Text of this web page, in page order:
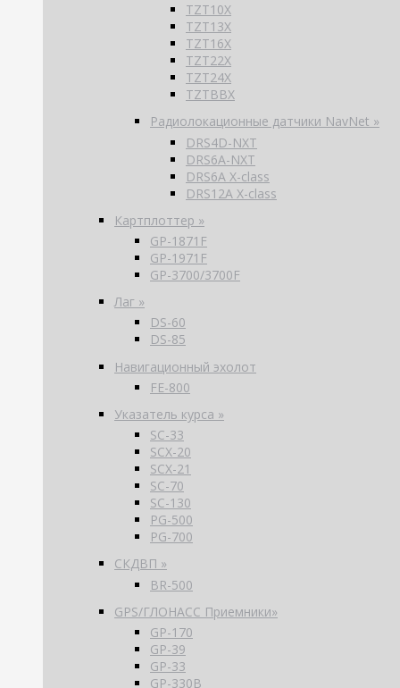
TZT10X
TZT13X
TZT16X
TZT22X
TZT24X
TZTBBX
Радиолокационные датчики NavNet »
DRS4D-NXT
DRS6A-NXT
DRS6A X-class
DRS12A X-class
Картплоттер »
GP-1871F
GP-1971F
GP-3700/3700F
Лаг »
DS-60
DS-85
Навигационный эхолот
FE-800
Указатель курса »
SC-33
SCX-20
SCX-21
SC-70
SC-130
PG-500
PG-700
СКДВП »
BR-500
GPS/ГЛОНАСС Приемники»
GP-170
GP-39
GP-33
GP-330B